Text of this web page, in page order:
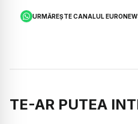
URMĂREȘTE CANALUL
TE-AR PUTEA